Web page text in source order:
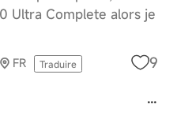
Ultra Complete alors je
FR Traduire 9